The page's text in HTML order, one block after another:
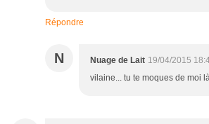
Répondre
N Nuage de Lait 19/04/2015
vilaine... tu te moques de moi